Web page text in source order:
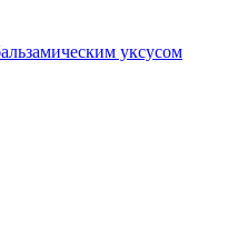
уксусом